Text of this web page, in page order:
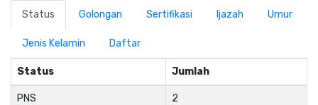
Status Golongan Sertifikasi Ijazah Umur
Jenis Kelamin Daftar
Status Jumlah
PNS 2